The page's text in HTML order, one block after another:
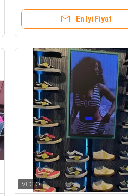
performans sunan LED
En Iyi Fiyat